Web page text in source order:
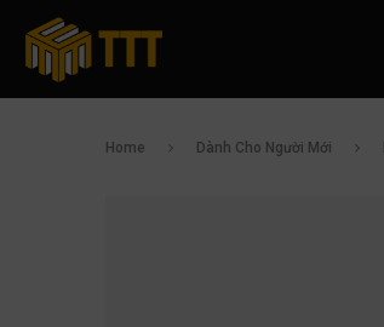
Home Dành Cho Người Mới